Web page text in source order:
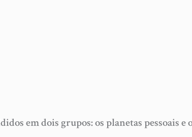
em dois grupos: os planetas pessoais e